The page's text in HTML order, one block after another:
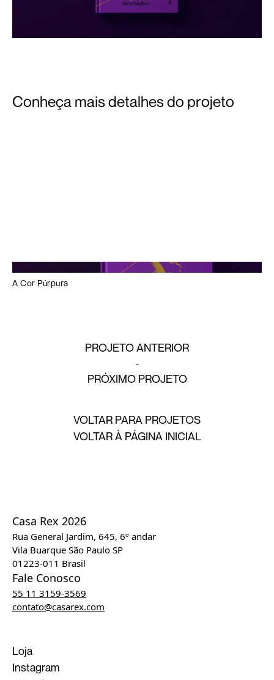
Conheça mais detalhes do projeto
A Cor Púrpura
PROJETO ANTERIOR
PRÓXIMO PROJETO
VOLTAR PARA PROJETOS
VOLTAR À PÁGINA INICIAL
Casa Rex 2026
Rua General Jardim, 645, 6º andar
Vila Buarque São Paulo SP
01223-011 Brasil
Fale Conosco
55 11 3159-3569
contato@casarex.com
Loja
Instagram